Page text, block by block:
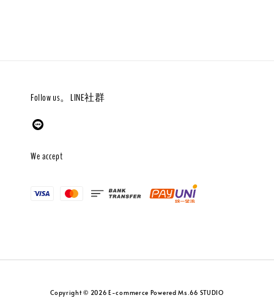
Follow us。LINE社群
We accept
Copyright © 2026 E-commerce Powered Ms.66 STUDIO